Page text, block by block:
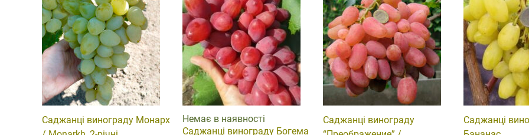
Саджанці винограду Монарх
Немає в наявності
Саджанці винограду Богема
Саджанці винограду
Саджанці